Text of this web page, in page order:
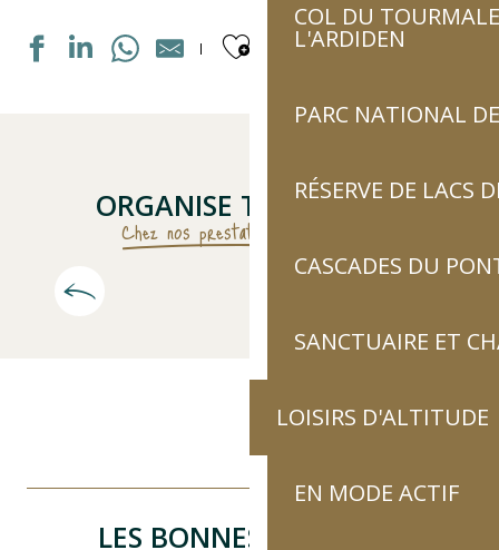
COL DU
L'ARDIDEN
PARC NATIONAL
RÉSERVE DE LACS
CASCADES DU
SANCTUAIRE ET
LOISIRS D'ALTITUDE
EN MODE ACTIF
Ajouter aux
ORGANISE TON SÉJOUR
Chez nos prestataires partenaires
Bloque ton hébergement
LES BONNES ADRESSES
VIENS POUR LES